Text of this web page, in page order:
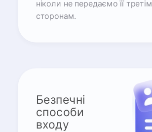
ніколи не передаємо її третім
сторонам.
Безпечні
способи
входу